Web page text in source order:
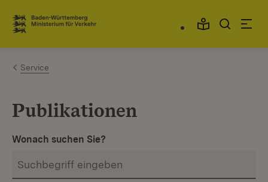
Zum Inhalt springen
Link zur Startseite
Service
Publikationen
Wonach suchen Sie?